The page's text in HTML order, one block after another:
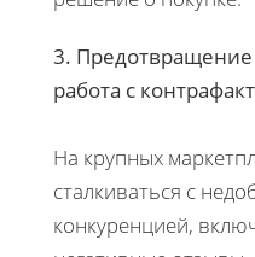
3.
работа с
На крупных
сталкиваться с
конкуренцией,